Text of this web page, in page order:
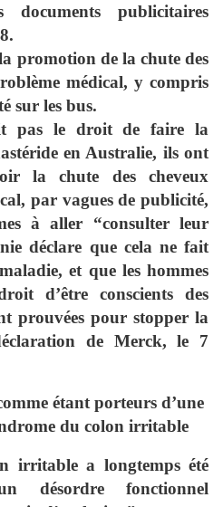
documents publicitaires
promotion de la chute des
médical, y compris
sur les bus.
pas le droit de faire la
en Australie, ils ont
la chute des cheveux
par vagues de publicité,
à aller “consulter leur
déclare que cela ne fait
et que les hommes
d’être conscients des
prouvées pour stopper la
de Merck, le 7
étant porteurs d’une
du colon irritable
irritable a longtemps été
désordre fonctionnel